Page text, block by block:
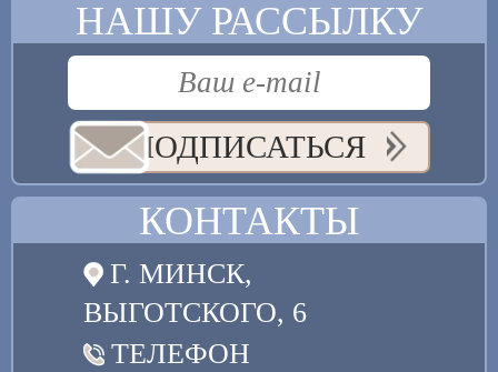
НАШУ РАССЫЛКУ
ПОДПИСАТЬСЯ
КОНТАКТЫ
Г. МИНСК,
ВЫГОТСКОГО, 6
ТЕЛЕФОН